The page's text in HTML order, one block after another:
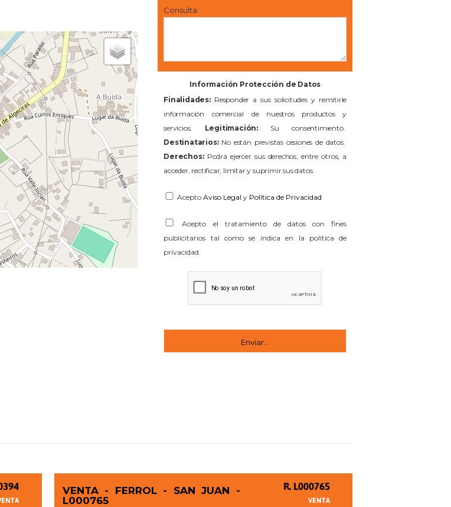
Consulta
Información Protección de Datos
Finalidades:Responder a sus solicitudes y remitirle
información comercial de nuestros productos y
servicios. Legitimación: Su consentimiento.
Destinatarios:No están previstas cesiones de datos.
Derechos:Podrá ejercer sus derechos, entre otros, a
acceder, rectificar, limitar y suprimir sus datos.
AceptoAviso Legal y Política de Privacidad
Acepto el tratamiento de datos con fines
publicitarios tal como se indica en la política de
privacidad.
VENTA - FERROL - SAN JUAN -
L000765
R. L000765
VENTA